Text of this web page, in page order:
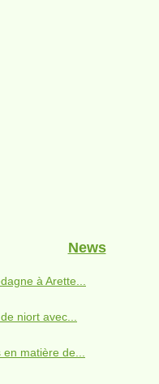
News
à Arette...
niort avec...
en matière de...